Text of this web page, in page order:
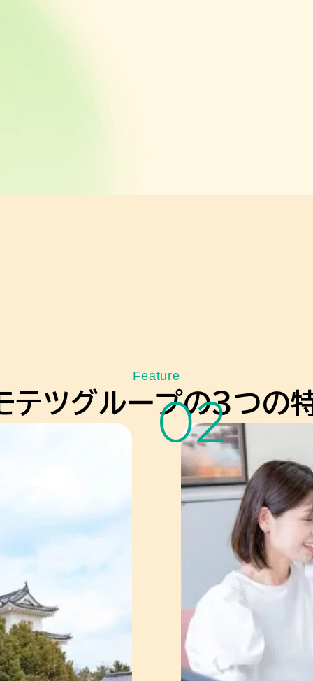
Feature
テツグループの3つの